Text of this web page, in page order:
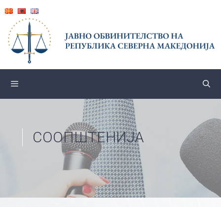
content
СООПШТЕНИЈА